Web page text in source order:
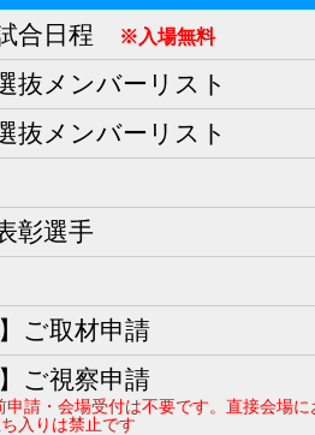
合日程 ※入場無料
抜メンバーリスト
抜メンバーリスト
彰選手
ご取材申請
ご視察申請
請・会場受付は不要です。直接会場
入りは禁止です